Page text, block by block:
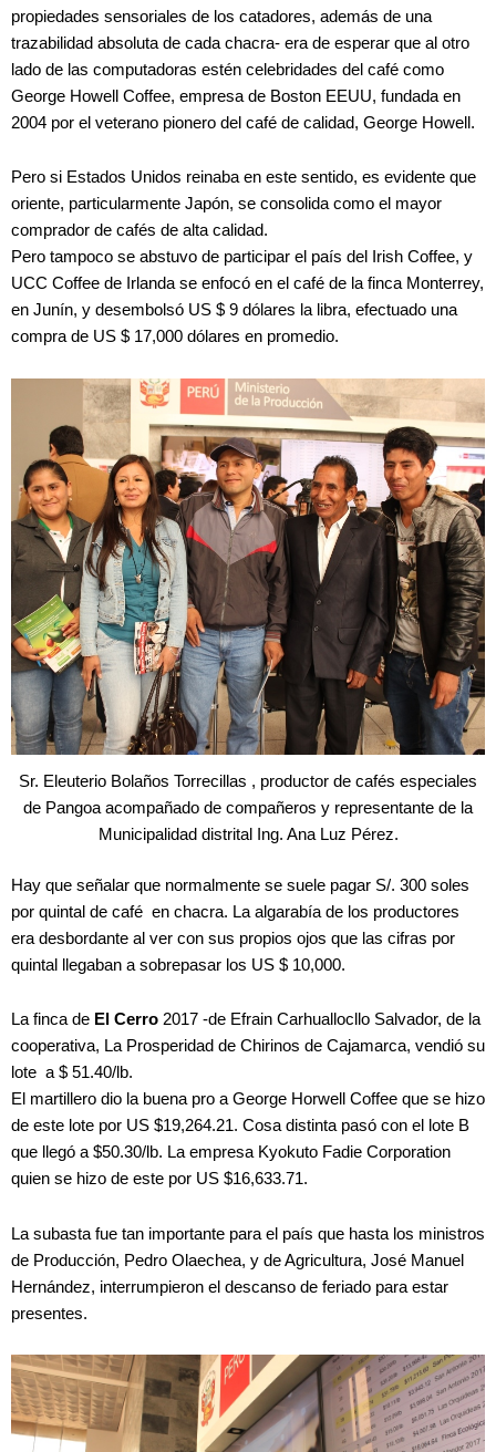
propiedades sensoriales de los catadores, además de una
trazabilidad absoluta de cada chacra- era de esperar que al otro
lado de las computadoras estén celebridades del café como
George Howell Coffee, empresa de Boston EEUU, fundada en
2004 por el veterano pionero del café de calidad, George Howell.
Pero si Estados Unidos reinaba en este sentido, es evidente que
oriente, particularmente Japón, se consolida como el mayor
comprador de cafés de alta calidad.
Pero tampoco se abstuvo de participar el país del Irish Coffee, y
UCC Coffee de Irlanda se enfocó en el café de la finca Monterrey,
en Junín, y desembolsó US $ 9 dólares la libra, efectuado una
compra de US $ 17,000 dólares en promedio.
Sr. Eleuterio Bolaños Torrecillas , productor de cafés especiales
de Pangoa acompañado de compañeros y representante de la
Municipalidad distrital Ing. Ana Luz Pérez.
Hay que señalar que normalmente se suele pagar S/. 300 soles
por quintal de café en chacra. La algarabía de los productores
era desbordante al ver con sus propios ojos que las cifras por
quintal llegaban a sobrepasar los US $ 10,000.
La finca de El Cerro 2017 -de Efrain Carhuallocllo Salvador, de la
cooperativa, La Prosperidad de Chirinos de Cajamarca, vendió su
lote a $ 51.40/lb.
El martillero dio la buena pro a George Horwell Coffee que se hizo
de este lote por US $19,264.21. Cosa distinta pasó con el lote B
que llegó a $50.30/lb. La empresa Kyokuto Fadie Corporation
quien se hizo de este por US $16,633.71.
La subasta fue tan importante para el país que hasta los ministros
de Producción, Pedro Olaechea, y de Agricultura, José Manuel
Hernández, interrumpieron el descanso de feriado para estar
presentes.